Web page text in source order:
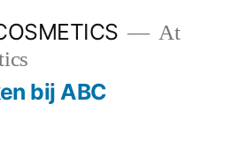
At
bij ABC